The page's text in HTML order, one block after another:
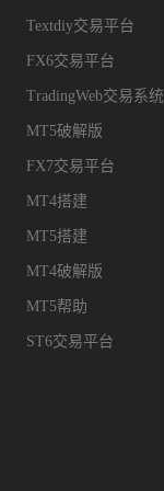
Textdiy交易平台
FX6交易平台
TradingWeb交易系统
MT5破解版
FX7交易平台
MT4搭建
MT5搭建
MT4破解版
MT5帮助
ST6交易平台